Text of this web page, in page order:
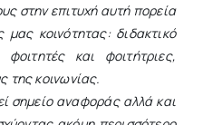
στην επιτυχή αυτή πορεία
κοινότητας: διδακτικό
και φοιτήτριες,
της κοινωνίας.
σημείο αναφοράς αλλά και